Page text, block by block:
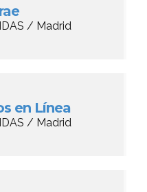
/ Madrid
en Línea
/ Madrid